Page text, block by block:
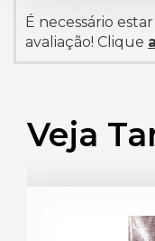
É necessário
avaliação! Clique
Veja